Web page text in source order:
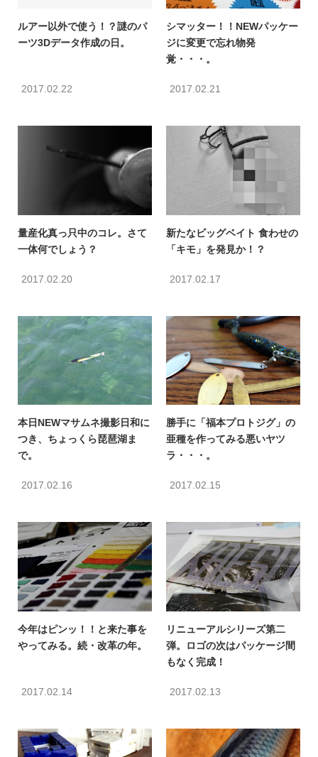
ルアー以外で使う！？謎のパ
ーツ3Dデータ作成の日。
2017.02.22
シマッター！！NEWパッケー
ジに変更で忘れ物発
覚・・・。
2017.02.21
量産化真っ只中のコレ。さて
一体何でしょう？
2017.02.20
新たなビッグベイト 食わせの
「キモ」を発見か！？
2017.02.17
本日NEWマサムネ撮影日和に
つき、ちょっくら琵琶湖ま
で。
2017.02.16
勝手に「福本プロトジグ」の
亜種を作ってみる悪いヤツ
ラ・・・。
2017.02.15
今年はピンッ！！と来た事を
やってみる。続・改革の年。
2017.02.14
リニューアルシリーズ第二
弾。ロゴの次はパッケージ間
もなく完成！
2017.02.13